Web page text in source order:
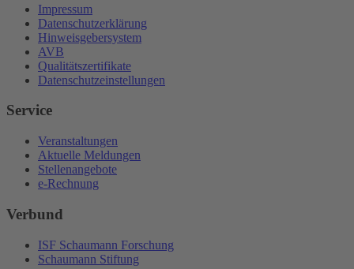
Impressum
Datenschutzerklärung
Hinweisgebersystem
AVB
Qualitätszertifikate
Datenschutzeinstellungen
Service
Veranstaltungen
Aktuelle Meldungen
Stellenangebote
e-Rechnung
Verbund
ISF Schaumann Forschung
Schaumann Stiftung